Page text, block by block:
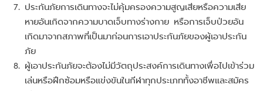
ประกันภัยการเดินทางจะไม่คุ้มครองความสูญเสียหรือความเสีย
หายอันเกิดจากความบาดเจ็บทางร่างกาย หรือการเจ็บป่วยอัน
เกิดมาจากสภาพที่เป็นมาก่อนการเอาประกันภัยของผู้เอาประกัน
ภัย
ผู้เอาประกันภัยจะต้องไม่มีวัตถุประสงค์การเดินทางเพื่อไปเข้าร่วม
เล่นหรือฝึกซ้อมหรือแข่งขันในกีฬาทุกประเภททั้งอาชีพและสมัคร